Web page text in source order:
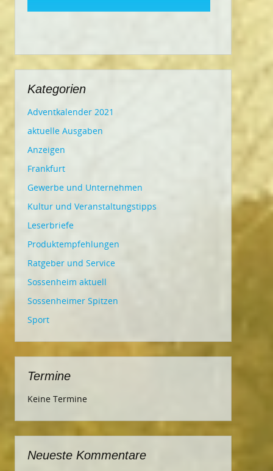
Kategorien
Adventkalender 2021
aktuelle Ausgaben
Anzeigen
Frankfurt
Gewerbe und Unternehmen
Kultur und Veranstaltungstipps
Leserbriefe
Produktempfehlungen
Ratgeber und Service
Sossenheim aktuell
Sossenheimer Spitzen
Sport
Termine
Keine Termine
Neueste Kommentare